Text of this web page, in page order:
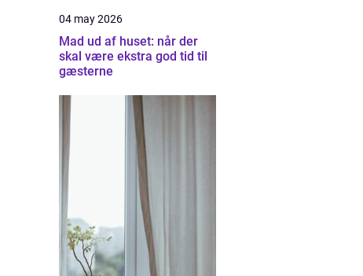
04 may 2026
Mad ud af huset: når der
skal være ekstra god tid til
gæsterne